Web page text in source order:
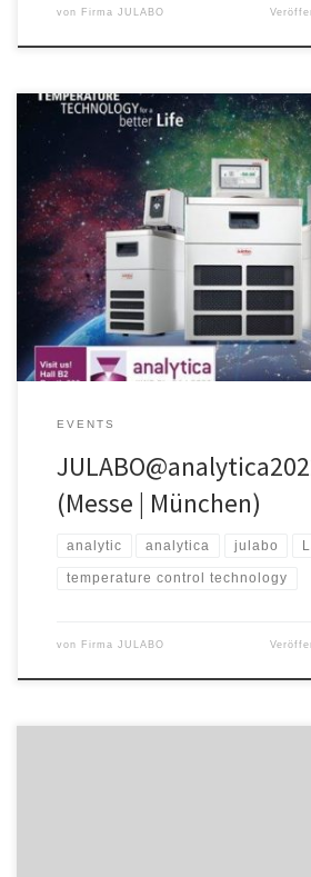
von Firma JULABO
After 2 years of online and video activity
again! It is time to take the opportunity to
about the developments of the previous
MAGIO as a highlight, we will be
of circulators for laboratories […]
EVENTS
(Messe | München)
analytic analytica julabo
temperature control technology
von Firma JULABO